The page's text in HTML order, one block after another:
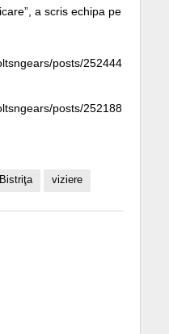
a scris echipa pe
posts/252444
posts/252188
viziere